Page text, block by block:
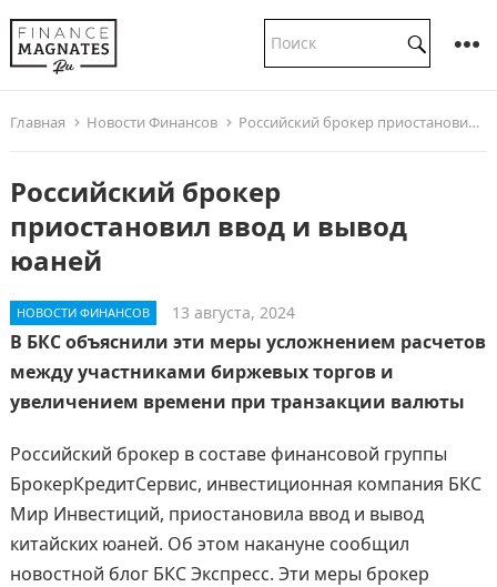
Главная Новости Финансов Российский брокер приостановил ввод и вывод юаней
Российский брокер
приостановил ввод и вывод
юаней
НОВОСТИ ФИНАНСОВ 13 августа, 2024
В БКС объяснили эти меры усложнением расчетов
между участниками биржевых торгов и
увеличением времени при транзакции валюты
Российский брокер в составе финансовой группы
БрокерКредитСервис, инвестиционная компания БКС
Мир Инвестиций, приостановила ввод и вывод
китайских юаней. Об этом накануне сообщил
новостной блог БКС Экспресс. Эти меры брокер